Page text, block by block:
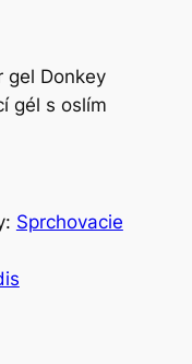
gel Donkey
gél s oslím
Sprchovacie